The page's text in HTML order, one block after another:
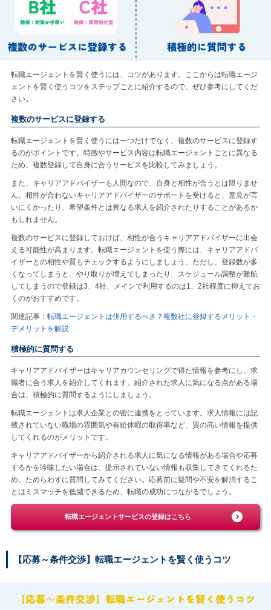
転職エージェントを賢く使うには、コツがあります。ここからは転職エージ
ェントを賢く使うコツをステップごとに紹介するので、ぜひ参考にしてくだ
さい。
複数のサービスに登録する
転職エージェントを賢く使うには一つだけでなく、複数のサービスに登録す
るのがポイントです。特徴やサービス内容は転職エージェントごとに異なる
ため、複数登録して自身に合うサービスを比較してみましょう。
また、キャリアアドバイザーも人間なので、自身と相性が合うとは限りませ
ん。相性が合わないキャリアアドバイザーのサポートを受けると、意見が言
いにくかったり、希望条件とは異なる求人を紹介されたりすることがあるか
もしれません。
複数のサービスに登録しておけば、相性が合うキャリアアドバイザーに出会
える可能性が高まります。転職エージェントを使う際には、キャリアアドバ
イザーとの相性や質もチェックするようにしましょう。ただし、登録数が多
くなってしまうと、やり取りが増えてしまったり、スケジュール調整が難航
してしまうので登録は3、4社、メインで利用するのは1、2社程度に抑えてお
くのがおすすめです。
関連記事： 転職エージェントは併用するべき？複数社に登録するメリット・
デメリットを解説
積極的に質問する
キャリアアドバイザーはキャリアカウンセリングで得た情報を参考にし、求
職者に合う求人を紹介してくれます。紹介された求人に気になる点がある場
合は、積極的に質問するようにしましょう。
転職エージェントは求人企業との密に連携をとっています。求人情報には記
載されていない職場の雰囲気や有給休暇の取得率など、質の高い情報を提供
してくれるのがメリットです。
キャリアアドバイザーから紹介される求人に気になる情報がある場合や応募
するかを吟味したい場合は、提示されていない情報も収集してきてくれるた
め、ためらわずに質問してみてください。応募前に疑問や不安を解消するこ
とはミスマッチを低減できるため、転職の成功につながるでしょう。
転職エージェントサービスの登録はこちら
【応募～条件交渉】転職エージェントを賢く使うコツ